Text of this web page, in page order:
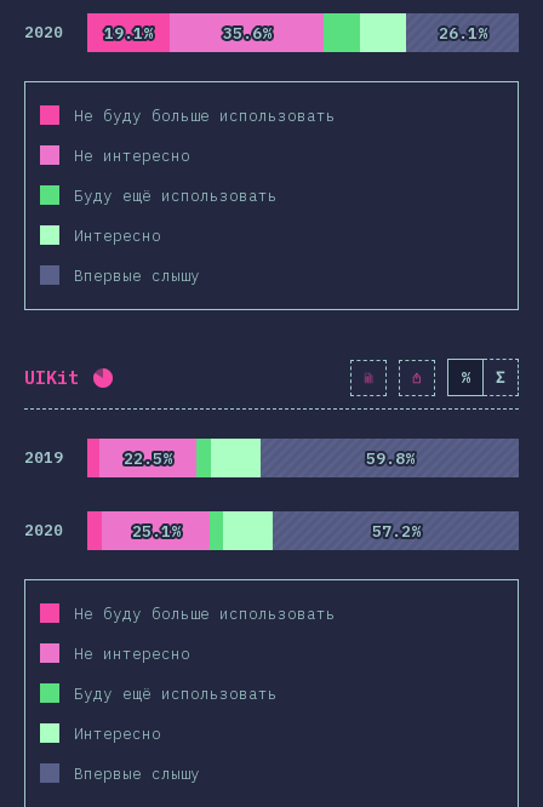
2020 19.1%
19.1% 35.6%
35.6% 26.1%
26.1%
Не буду больше использовать
Не интересно
Буду ещё использовать
Интересно
Впервые слышу
UIKit Процент заполнения: 9419 ) % Σ
2019 22.5%
22.5% 59.8%
59.8%
2020 25.1%
25.1% 57.2%
57.2%
Не буду больше использовать
Не интересно
Буду ещё использовать
Интересно
Впервые слышу